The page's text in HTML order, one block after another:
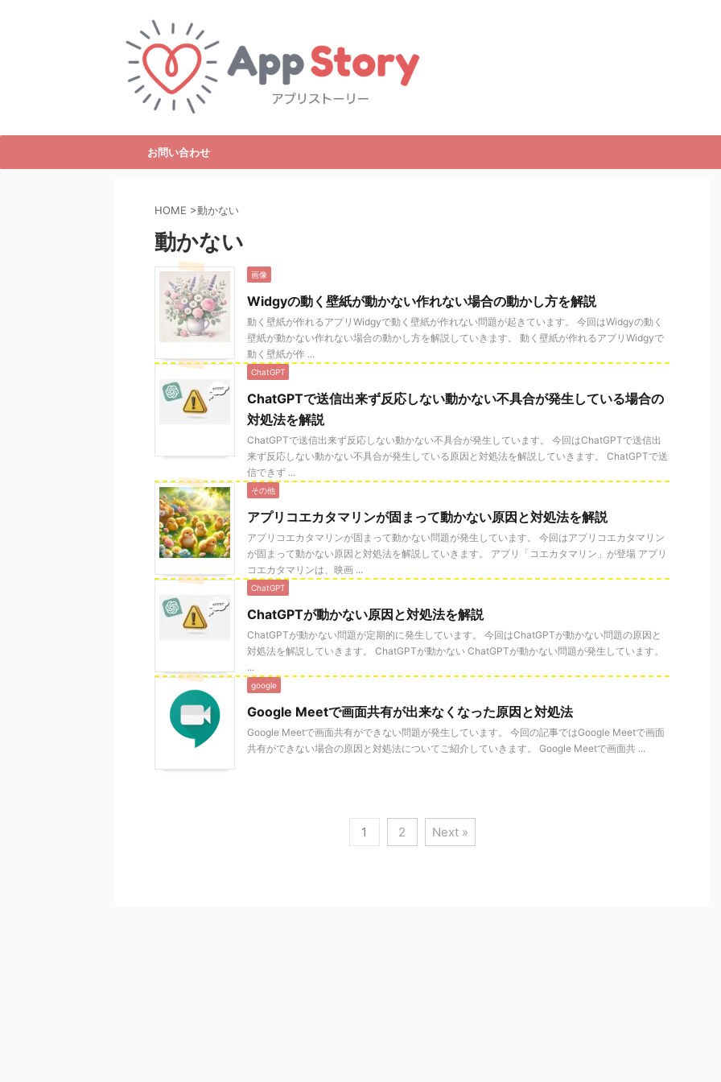
お問い合わせ
HOME >動かない
動かない
画像
Widgyの動く壁紙が動かない作れない場合の動かし方を解説
動く壁紙が作れるアプリWidgyで動く壁紙が作れない問題が起きています。 今回はWidgyの動く
壁紙が動かない作れない場合の動かし方を解説していきます。 動く壁紙が作れるアプリWidgyで
動く壁紙が作 ...
ChatGPT
ChatGPTで送信出来ず反応しない動かない不具合が発生している場合の
対処法を解説
ChatGPTで送信出来ず反応しない動かない不具合が発生しています。 今回はChatGPTで送信出
来ず反応しない動かない不具合が発生している原因と対処法を解説していきます。 ChatGPTで送
信できず ...
その他
アプリコエカタマリンが固まって動かない原因と対処法を解説
アプリコエカタマリンが固まって動かない問題が発生しています。 今回はアプリコエカタマリン
が固まって動かない原因と対処法を解説していきます。 アプリ「コエカタマリン」が登場 アプリ
コエカタマリンは、映画 ...
ChatGPT
ChatGPTが動かない原因と対処法を解説
ChatGPTが動かない問題が定期的に発生しています。 今回はChatGPTが動かない問題の原因と
対処法を解説していきます。 ChatGPTが動かない ChatGPTが動かない問題が発生しています。
...
google
Google Meetで画面共有が出来なくなった原因と対処法
Google Meetで画面共有ができない問題が発生しています。 今回の記事ではGoogle Meetで画面
共有ができない場合の原因と対処法についてご紹介していきます。 Google Meetで画面共 ...
1 2 Next »